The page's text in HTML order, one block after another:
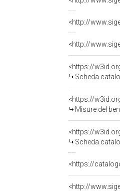
<https://
Scheda
<https://
Misure del
<https://
Scheda
<https://